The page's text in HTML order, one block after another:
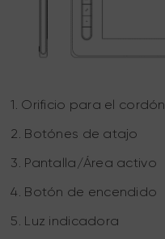
1. Orificio para el cordón
2. Botónes de atajo
3. Pantalla/Área activo
4. Botón de encendido
5. Luz indicadora